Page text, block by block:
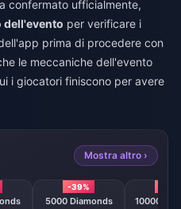
confermato ufficialmente,
dell'evento per verificare i
prima di procedere con
le meccaniche dell'evento
i giocatori finiscono per avere
Mostra altro ›
-39%
5000 Diamonds 10000